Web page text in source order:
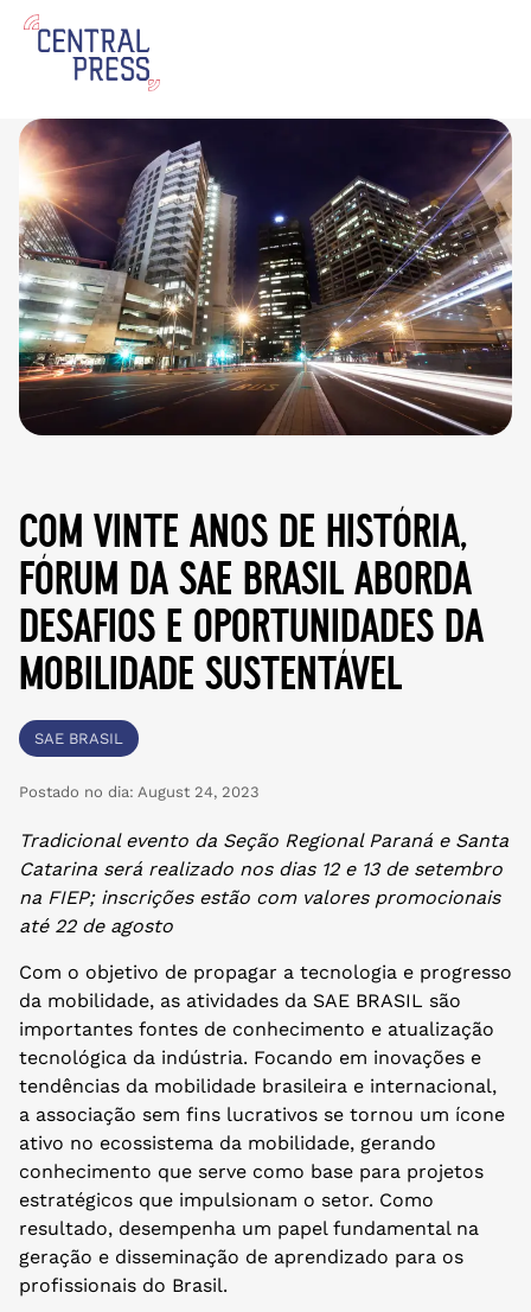
com vinte anos de história,
fórum da sae brasil aborda
desafios e oportunidades da
mobilidade sustentável
SAE BRASIL
Postado no dia: August 24, 2023
Tradicional evento da Seção Regional Paraná e Santa
Catarina será realizado nos dias 12 e 13 de setembro
na FIEP; inscrições estão com valores promocionais
até 22 de agosto
Com o objetivo de propagar a tecnologia e progresso
da mobilidade, as atividades da SAE BRASIL são
importantes fontes de conhecimento e atualização
tecnológica da indústria. Focando em inovações e
tendências da mobilidade brasileira e internacional,
a associação sem fins lucrativos se tornou um ícone
ativo no ecossistema da mobilidade, gerando
conhecimento que serve como base para projetos
estratégicos que impulsionam o setor. Como
resultado, desempenha um papel fundamental na
geração e disseminação de aprendizado para os
profissionais do Brasil.